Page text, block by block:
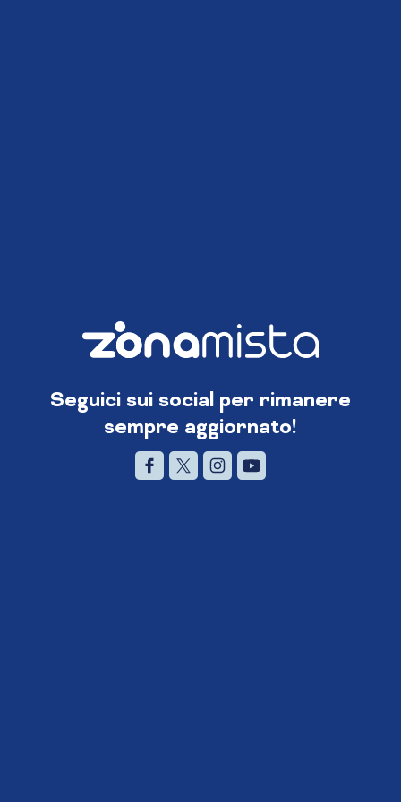
Seguici sui social per rimanere
sempre aggiornato!